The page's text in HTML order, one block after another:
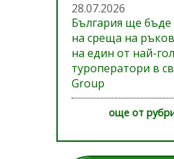
28.07.2026
България ще
на среща на
на един от най-
туроператори в
Group
още от